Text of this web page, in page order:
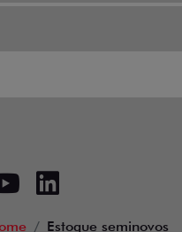
Estoque seminovos